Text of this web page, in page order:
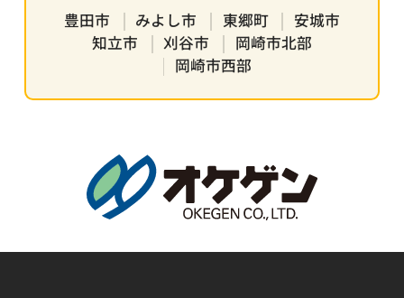
豊田市 みよし市 東郷町
安城市
知立市
刈谷市
岡崎市北部
岡崎市西部